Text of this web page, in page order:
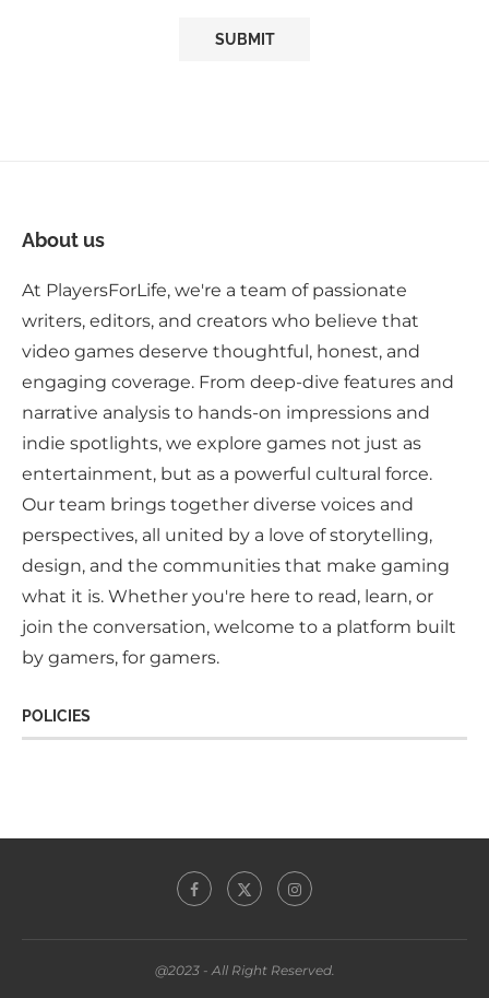
About us
At PlayersForLife, we're a team of passionate
writers, editors, and creators who believe that
video games deserve thoughtful, honest, and
engaging coverage. From deep-dive features and
narrative analysis to hands-on impressions and
indie spotlights, we explore games not just as
entertainment, but as a powerful cultural force.
Our team brings together diverse voices and
perspectives, all united by a love of storytelling,
design, and the communities that make gaming
what it is. Whether you're here to read, learn, or
join the conversation, welcome to a platform built
by gamers, for gamers.
POLICIES
@2023 - All Right Reserved.